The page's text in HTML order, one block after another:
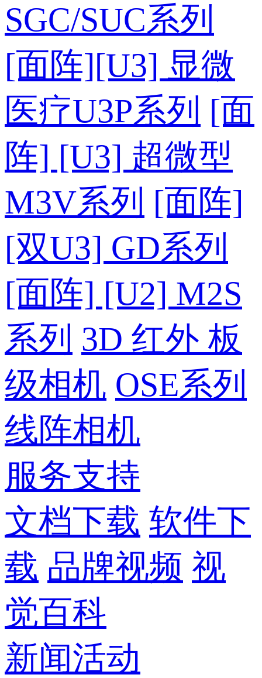
SGC/SUC系列
[面阵][U3] 显微
医疗U3P系列 [面
阵] [U3] 超微型
M3V系列 [面阵]
[双U3] GD系列
[面阵] [U2] M2S
系列 3D 红外 板
级相机 OSE系列
线阵相机
服务支持
文档下载 软件下
载 品牌视频 视
觉百科
新闻活动